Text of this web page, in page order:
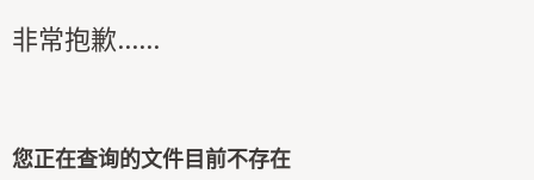
非常抱歉......
您正在查询的文件目前不存在